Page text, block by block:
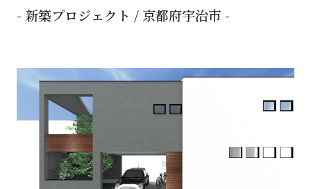
- 新築プロジェクト / 京都府宇治市 -